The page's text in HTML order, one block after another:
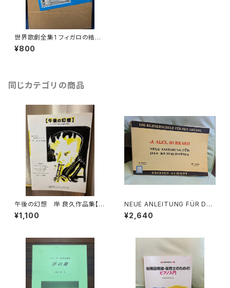
世界歌劇全集1 フィガロの結婚
【作曲：モーツァルト 訳詞：堀
内敬三】出版社：音楽之友社
¥800
同じカテゴリの商品
午後の幻想 岸 良久作品集【製
作：音楽企画社 ハーモニー】出
版社：音楽企画社 ハーモニ
¥1,100
NEUE ANLEITUNG FÜR DAS
KLAVIERSPIEL Band.Ⅱ【著
者：J.ALEX.BURKARD】出版
¥2,640